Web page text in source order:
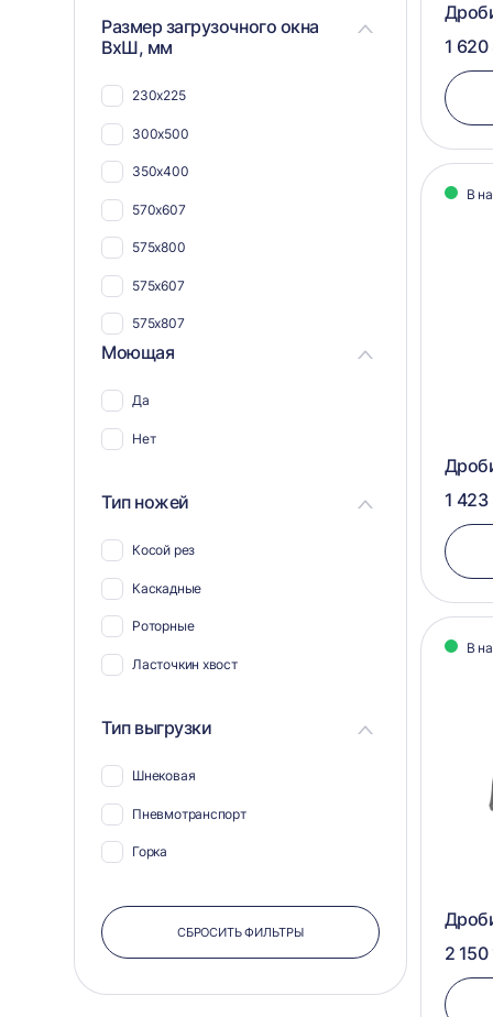
Для кабеля и проводов
Для труб
Размер загрузочного окна
ВхШ, мм
230x225
300x500
350x400
570х607
575х800
575х607
575х807
575х407
576х607
Моющая
Да
Нет
Тип ножей
Косой рез
Каскадные
Роторные
Ласточкин хвост
Тип выгрузки
Шнековая
Пневмотранспорт
Горка
СБРОСИТЬ ФИЛЬТРЫ
1
В
1
В
2 150